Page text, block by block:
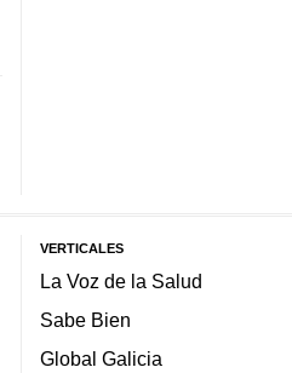
VERTICALES
La Voz de la Salud
Sabe Bien
Global Galicia